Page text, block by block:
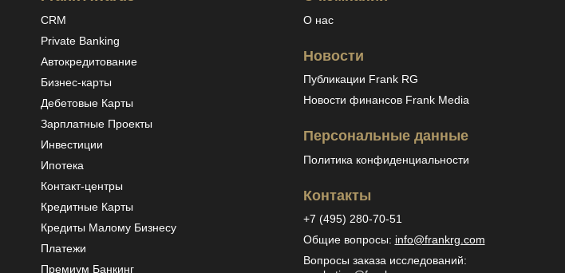
CRM
Private Banking
Автокредитование
Бизнес-карты
Дебетовые Карты
Зарплатные Проекты
Инвестиции
Ипотека
Контакт-центры
Кредитные Карты
Кредиты Малому Бизнесу
Платежи
Премиум Банкинг
О нас
Новости
Публикации Frank RG
Новости финансов Frank Media
Персональные данные
Политика конфиденциальности
Контакты
+7 (495) 280-70-51
Общие вопросы: info@frankrg.com
Вопросы заказа исследований: